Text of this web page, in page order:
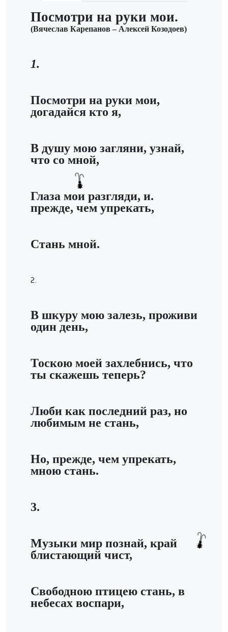
Посмотри на руки мои.
(Вячеслав Карепанов – Алексей Козодоев)
1.
Посмотри на руки мои,
догадайся кто я,
В душу мою загляни, узнай,
что со мной,
Глаза мои разгляди, и.
прежде, чем упрекать,
Стань мной.
2.
В шкуру мою залезь, проживи
один день,
Тоскою моей захлебнись, что
ты скажешь теперь?
Люби как последний раз, но
любимым не стань,
Но, прежде, чем упрекать,
мною стань.
3.
Музыки мир познай, край
блистающий чист,
Свободною птицею стань, в
небесах воспари,